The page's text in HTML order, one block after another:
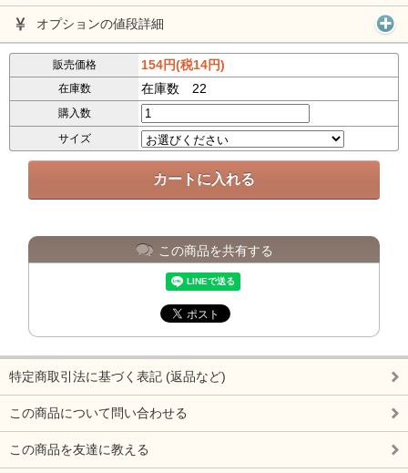
オプションの値段詳細
販売価格 154円(税14円)
在庫数 在庫数 22
購入数
サイズ
この商品を共有する
特定商取引法に基づく表記 (返品など)
この商品について問い合わせる
この商品を友達に教える